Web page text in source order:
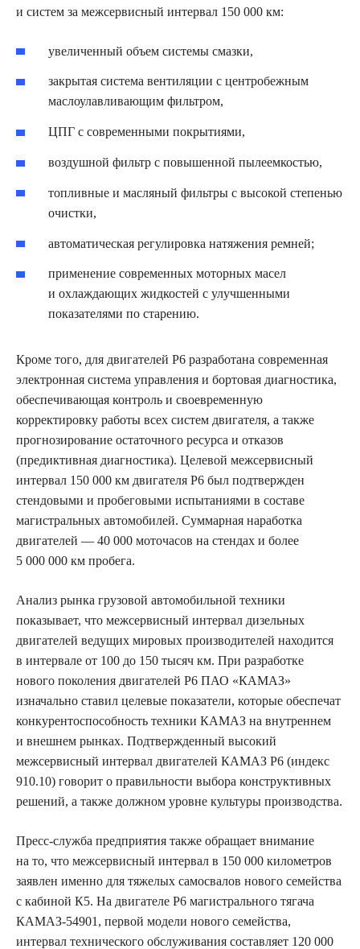
и систем за межсервисный интервал 150 000 км:
увеличенный объем системы смазки,
закрытая система вентиляции с центробежным
маслоулавливающим фильтром,
ЦПГ с современными покрытиями,
воздушной фильтр с повышенной пылеемкостью,
топливные и масляный фильтры с высокой степенью
очистки,
автоматическая регулировка натяжения ремней;
применение современных моторных масел
и охлаждающих жидкостей с улучшенными
показателями по старению.
Кроме того, для двигателей Р6 разработана современная
электронная система управления и бортовая диагностика,
обеспечивающая контроль и своевременную
корректировку работы всех систем двигателя, а также
прогнозирование остаточного ресурса и отказов
(предиктивная диагностика). Целевой межсервисный
интервал 150 000 км двигателя Р6 был подтвержден
стендовыми и пробеговыми испытаниями в составе
магистральных автомобилей. Суммарная наработка
двигателей — 40 000 моточасов на стендах и более
5 000 000 км пробега.
Анализ рынка грузовой автомобильной техники
показывает, что межсервисный интервал дизельных
двигателей ведущих мировых производителей находится
в интервале от 100 до 150 тысяч км. При разработке
нового поколения двигателей Р6 ПАО «КАМАЗ»
изначально ставил целевые показатели, которые обеспечат
конкурентоспособность техники КАМАЗ на внутреннем
и внешнем рынках. Подтвержденный высокий
межсервисный интервал двигателей КАМАЗ Р6 (индекс
910.10) говорит о правильности выбора конструктивных
решений, а также должном уровне культуры производства.
Пресс-служба предприятия также обращает внимание
на то, что межсервисный интервал в 150 000 километров
заявлен именно для тяжелых самосвалов нового семейства
с кабиной К5. На двигателе Р6 магистрального тягача
КАМАЗ-54901, первой модели нового семейства,
интервал технического обслуживания составляет 120 000